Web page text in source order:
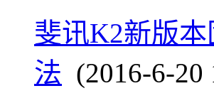
斐讯K2新版
法 (2016-6-20